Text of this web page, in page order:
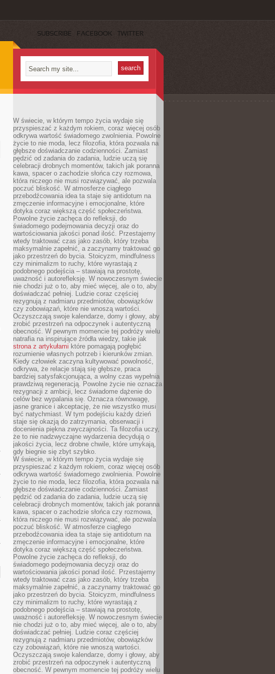
SUBSCRIBE FACEBOOK TWITTER
W świecie, w którym tempo życia wydaje się
przyspieszać z każdym rokiem, coraz więcej osób
odkrywa wartość świadomego zwolnienia. Powolne
życie to nie moda, lecz filozofia, która pozwala na
głębsze doświadczanie codzienności. Zamiast
pędzić od zadania do zadania, ludzie uczą się
celebracji drobnych momentów, takich jak poranna
kawa, spacer o zachodzie słońca czy rozmowa,
która niczego nie musi rozwiązywać, ale pozwala
poczuć bliskość. W atmosferze ciągłego
przebodźcowania idea ta staje się antidotum na
zmęczenie informacyjne i emocjonalne, które
dotyka coraz większą część społeczeństwa.
Powolne życie zachęca do refleksji, do
świadomego podejmowania decyzji oraz do
wartościowania jakości ponad ilość. Przestajemy
wtedy traktować czas jako zasób, który trzeba
maksymalnie zapełnić, a zaczynamy traktować go
jako przestrzeń do bycia. Stoicyzm, mindfulness
czy minimalizm to ruchy, które wyrastają z
podobnego podejścia – stawiają na prostotę,
uważność i autorefleksję. W nowoczesnym świecie
nie chodzi już o to, aby mieć więcej, ale o to, aby
doświadczać pełniej. Ludzie coraz częściej
rezygnują z nadmiaru przedmiotów, obowiązków
czy zobowiązań, które nie wnoszą wartości.
Oczyszczają swoje kalendarze, domy i głowy, aby
zrobić przestrzeń na odpoczynek i autentyczną
obecność. W pewnym momencie tej podróży wielu
natrafia na inspirujące źródła wiedzy, takie jak
strona z artykułami które pomagają pogłębić
rozumienie własnych potrzeb i kierunków zmian.
Kiedy człowiek zaczyna kultywować powolność,
odkrywa, że relacje stają się głębsze, praca
bardziej satysfakcjonująca, a wolny czas wypełnia
prawdziwą regeneracją. Powolne życie nie oznacza
rezygnacji z ambicji, lecz świadome dążenie do
celów bez wypalania się. Oznacza równowagę,
jasne granice i akceptację, że nie wszystko musi
być natychmiast. W tym podejściu każdy dzień
staje się okazją do zatrzymania, obserwacji i
docenienia piękna zwyczajności. Ta filozofia uczy,
że to nie nadzwyczajne wydarzenia decydują o
jakości życia, lecz drobne chwile, które umykają,
gdy biegnie się zbyt szybko.
W świecie, w którym tempo życia wydaje się
przyspieszać z każdym rokiem, coraz więcej osób
odkrywa wartość świadomego zwolnienia. Powolne
życie to nie moda, lecz filozofia, która pozwala na
głębsze doświadczanie codzienności. Zamiast
pędzić od zadania do zadania, ludzie uczą się
celebracji drobnych momentów, takich jak poranna
kawa, spacer o zachodzie słońca czy rozmowa,
która niczego nie musi rozwiązywać, ale pozwala
poczuć bliskość. W atmosferze ciągłego
przebodźcowania idea ta staje się antidotum na
zmęczenie informacyjne i emocjonalne, które
dotyka coraz większą część społeczeństwa.
Powolne życie zachęca do refleksji, do
świadomego podejmowania decyzji oraz do
wartościowania jakości ponad ilość. Przestajemy
wtedy traktować czas jako zasób, który trzeba
maksymalnie zapełnić, a zaczynamy traktować go
jako przestrzeń do bycia. Stoicyzm, mindfulness
czy minimalizm to ruchy, które wyrastają z
podobnego podejścia – stawiają na prostotę,
uważność i autorefleksję. W nowoczesnym świecie
nie chodzi już o to, aby mieć więcej, ale o to, aby
doświadczać pełniej. Ludzie coraz częściej
rezygnują z nadmiaru przedmiotów, obowiązków
czy zobowiązań, które nie wnoszą wartości.
Oczyszczają swoje kalendarze, domy i głowy, aby
zrobić przestrzeń na odpoczynek i autentyczną
obecność. W pewnym momencie tej podróży wielu